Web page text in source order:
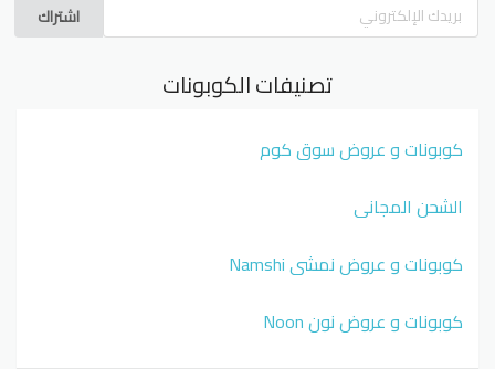
اشتراك
تصنيفات الكوبونات
كوبونات و عروض سوق كوم
الشحن المجاني
كوبونات و عروض نمشي Namshi
كوبونات و عروض نون Noon